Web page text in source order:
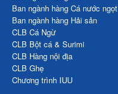
Ban ngành hàng Cá nước ngọt
Ban ngành hàng Hải sản
CLB Cá Ngừ
CLB Bột cá & Surimi
CLB Hàng nội địa
CLB Ghẹ
Chương trình IUU